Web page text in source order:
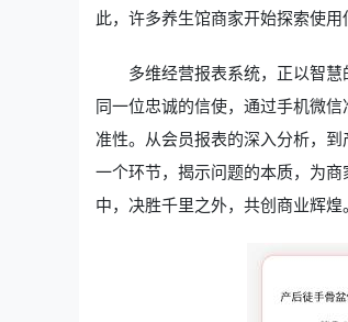
此，许多养生馆商家开始探索使用
多维经营报表系统，正以智
同一位忠诚的信使，通过手机微
准性。从会员报表的深入分析，
一个环节，揭示问题的本质，为
中，决胜千里之外，共创商业辉煌。